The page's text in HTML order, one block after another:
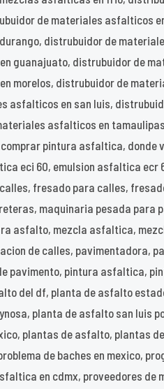
de materiales asfalticos
distrubuidor de
guanajuato, distrubuidor de
morelos, distrubuidor de
asfalticos en san luis,
asfalticos en
pintura asfaltica,
eci 60, emulsion asfaltica
fresado para calles,
maquinaria pesada
asfalto, mezcla asfaltica,
de calles, pavimentadora,
pavimento, pintura asfaltica,
del df, planta de asfalto
planta de asfalto san luis
plantas de asfalto, plantas
de baches en mexico,
en cdmx, proveedores